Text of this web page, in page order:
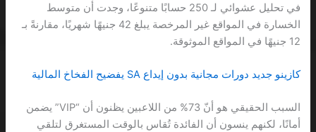
في تحليل عشوائي لـ 250 حسابًا متنوعًا، وجدت أن متوسط
الخسارة في المواقع غير المرخصة يبلغ 42 جنيهًا شهريًا، مقارنةً بـ
12 جنيهًا في المواقع الموثوقة.
كازينو جديد دورات مجانية بدون إيداع SA يفضيح الفخاخ المالية
السبب الحقيقي هو أنّ 73% من اللاعبين يظنون أن “VIP” يضمن
أمانًا، لكنهم ينسون أن الفائدة تُقاس بالوقت المستغرق لتلقي